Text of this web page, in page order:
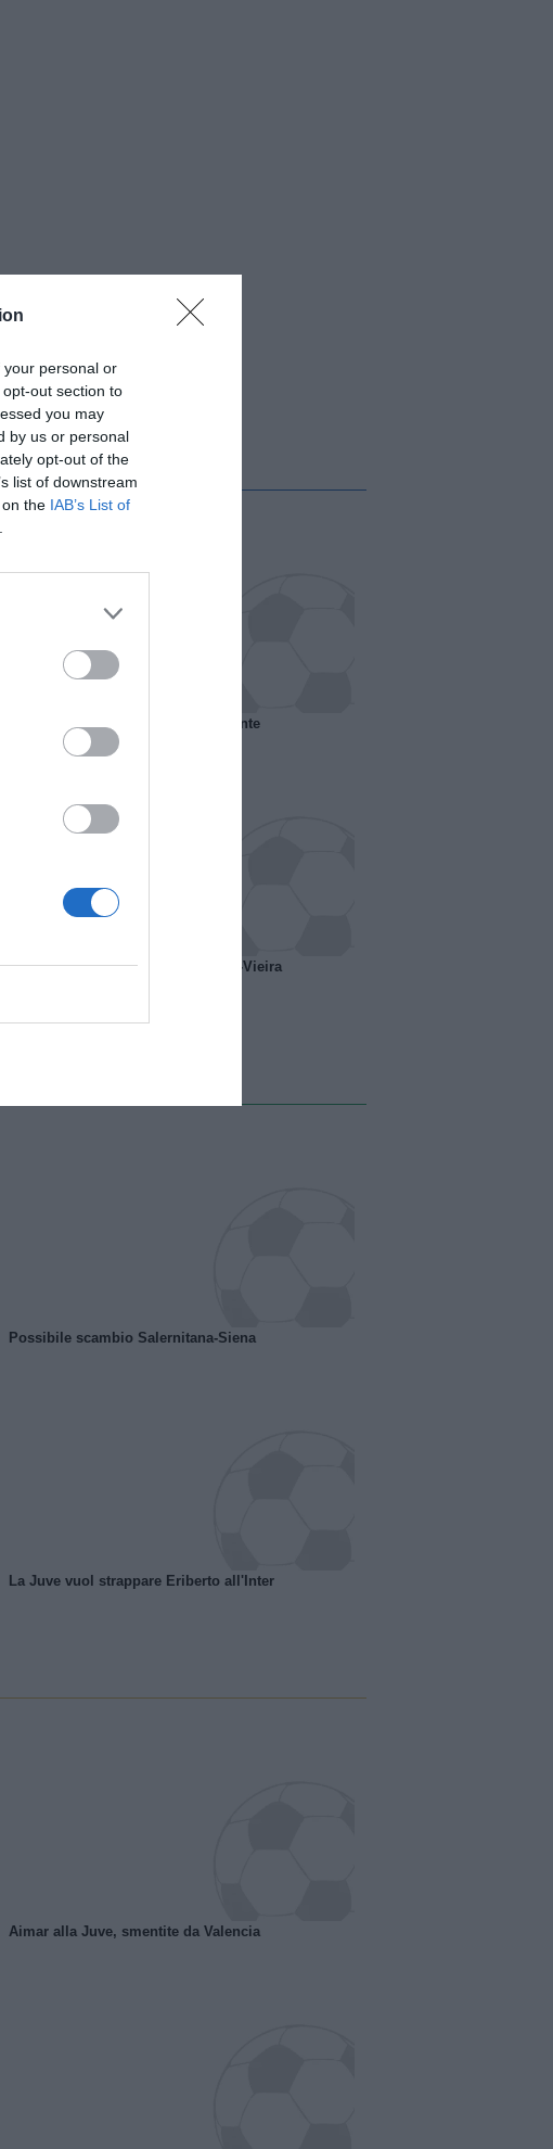
personal or
out section to
you may
by us or personal
opt-out of the
list of downstream
the IAB’s List of
Francia, il Marsiglia senza presidente
A gennaio ipotesi scambio Davids-Vieira
Possibile scambio Salernitana-Siena
La Juve vuol strappare Eriberto all'Inter
Aimar alla Juve, smentite da Valencia